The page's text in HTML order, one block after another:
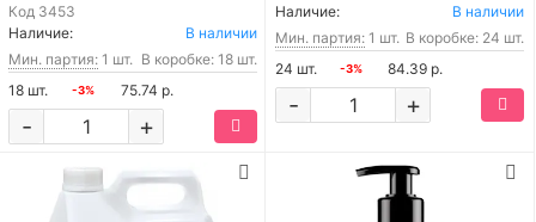
Код 3453
Наличие:
В наличии
Мин. партия: 1 шт. В коробке: 18 шт.
18 шт.
-3% 75.74 р.
+
-
Наличие:
В наличии
Мин. партия: 1 шт. В коробке: 24 шт.
24 шт.
-3% 84.39 р.
+
-